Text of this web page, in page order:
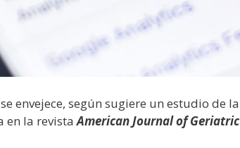
envejece, según sugiere un estudio de la
en la revista American Journal of Geriatric